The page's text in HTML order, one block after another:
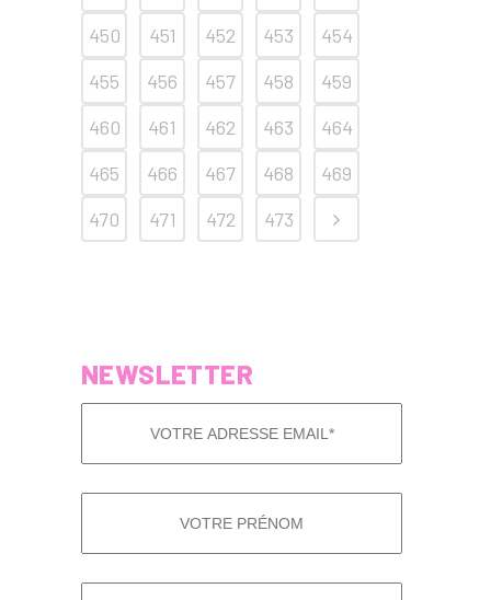
450
451 452 453
454
455
456 457 458
459
460
461 462 463
464
465
466 467 468
469
470
471 472 473
NEWSLETTER